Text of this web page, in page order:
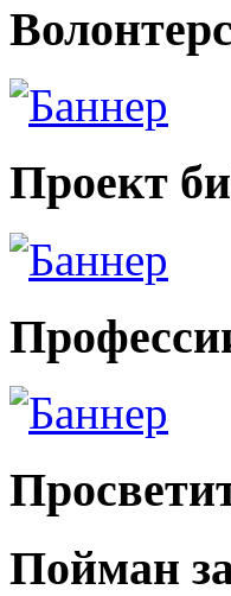
Проект
Пойман